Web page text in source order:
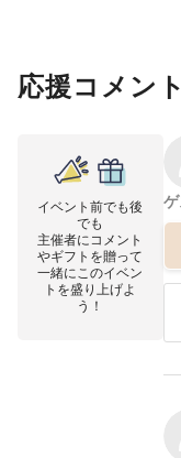
応援コメン
イベント前でも後
でも
主催者にコメント
やギフトを贈って
一緒にこのイベン
トを盛り上げよ
う！
ゲ